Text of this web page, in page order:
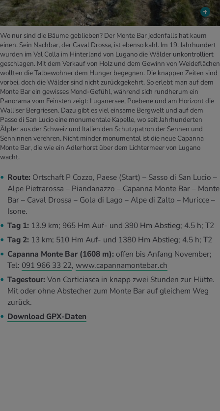
Wo nur sind die Bäume geblieben? Der Monte Bar jedenfalls hat kaum
einen. Sein Nachbar, der Caval Drossa, ist ebenso kahl. Im 19. Jahrhundert
wurden im Val Colla im Hinterland von Lugano die Wälder unkontrolliert
geschlagen. Mit dem Verkauf von Holz und dem Gewinn von Weideflächen
wollten die Talbewohner dem Hunger begegnen. Die knappen Zeiten sind
vorbei, doch die Wälder sind nicht zurückgekehrt. So erlebt man auf dem
Monte Bar ein gewisses Mond-Gefühl, während sich rundherum ein
Panorama vom Feinsten zeigt: Luganersee, Poebene und am Horizont die
Walliser Bergriesen. Dazu gibt es viel einsame Bergwelt und auf dem
Passo di San Lucio eine monumentale Kapelle, wo seit Jahrhunderten
Älpler aus der Schweiz und Italien den Schutzpatron der Sennen und
Senninnen verehren. Nicht minder monumental ist die neue Capanna
Monte Bar, die wie ein Adlerhorst über dem Lichtermeer von Lugano
wacht.
Route: Ortschaft P Cozzo, Paese (Start) – Sasso di San Lucio –
Alpe Pietrarossa – Piandanazzo – Capanna Monte Bar – Monte
Bar – Caval Drossa – Gola di Lago – Alpe di Zalto – Muricce –
Isone.
Tag 1: 13.9 km; 965 Hm Auf- und 390 Hm Abstieg; 4.5 h; T2
Tag 2: 13 km; 510 Hm Auf- und 1380 Hm Abstieg; 4.5 h; T2
Capanna Monte Bar (1608 m): offen bis Anfang November;
Tel: 091 966 33 22, www.capannamontebar.ch
Tagestour: Von Corticiasca in knapp zwei Stunden zur Hütte.
Mit oder ohne Abstecher zum Monte Bar auf gleichem Weg
zurück.
Download GPX-Daten